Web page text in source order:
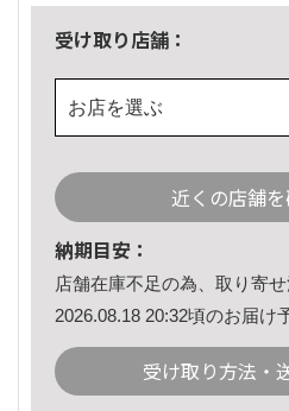
受け取り店舗：
お店を選ぶ
近くの店舗
納期目安：
店舗在庫不足の為、取り寄せ
2026.08.18 20:32頃のお届け
受け取り方法・